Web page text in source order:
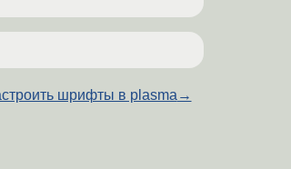
шрифты в plasma →